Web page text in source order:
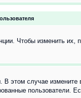
Чтобы изменить их,
этом случае
пользователи.